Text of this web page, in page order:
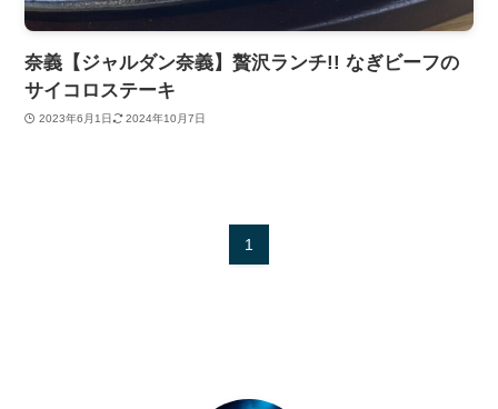
奈義【ジャルダン奈義】贅沢ランチ!! なぎビーフの
サイコロステーキ
2023年6月1日 2024年10月7日
1